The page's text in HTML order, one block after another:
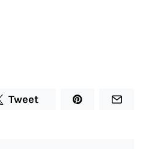
Tweet